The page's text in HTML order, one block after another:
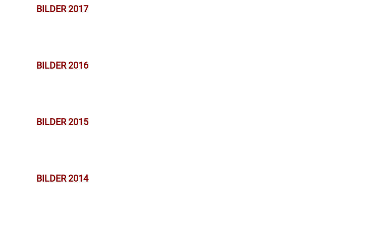
BILDER 2017
BILDER 2016
BILDER 2015
BILDER 2014